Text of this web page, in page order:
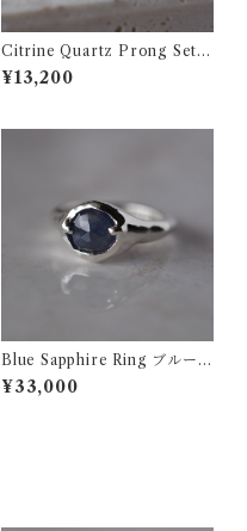
Citrine Quartz Prong Setti
ng ring シトリン リング
¥13,200
Blue Sapphire Ring ブルーサ
ファイア シルバーリング
¥33,000